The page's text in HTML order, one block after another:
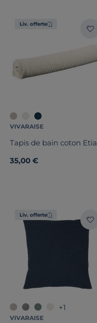
Liv. offerte
VIVARAISE
Tapis de bain coton Etia
35,00 €
Liv. offerte
+1
VIVARAISE